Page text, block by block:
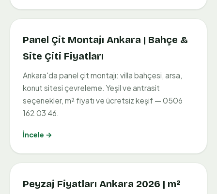
Panel Çit Montajı Ankara | Bahçe &
Site Çiti Fiyatları
Ankara'da panel çit montajı: villa bahçesi, arsa,
konut sitesi çevreleme. Yeşil ve antrasit
seçenekler, m² fiyatı ve ücretsiz keşif — 0506
162 03 46.
İncele →
Peyzaj Fiyatları Ankara 2026 | m²